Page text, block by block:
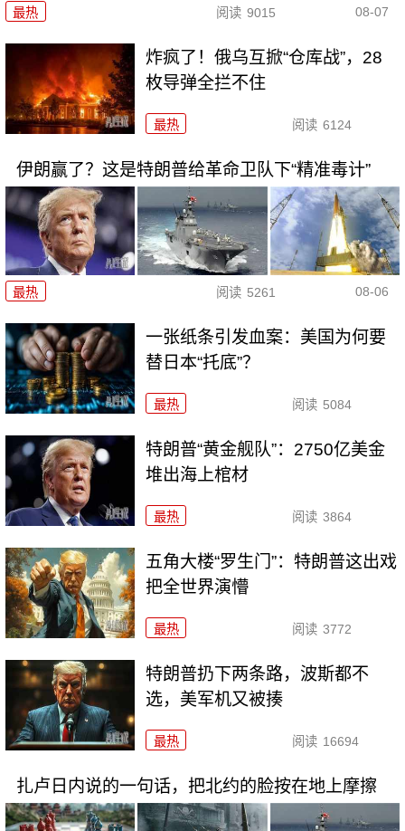
最热 阅读 9015 08-07
炸疯了！俄乌互掀“仓库战”，28
枚导弹全拦不住
最热 阅读 6124
伊朗赢了？这是特朗普给革命卫队下“精准毒计”
最热 阅读 5261 08-06
一张纸条引发血案：美国为何要
替日本“托底”？
最热 阅读 5084
特朗普“黄金舰队”：2750亿美金
堆出海上棺材
最热 阅读 3864
五角大楼“罗生门”：特朗普这出戏
把全世界演懵
最热 阅读 3772
特朗普扔下两条路，波斯都不
选，美军机又被揍
最热 阅读 16694
扎卢日内说的一句话，把北约的脸按在地上摩擦